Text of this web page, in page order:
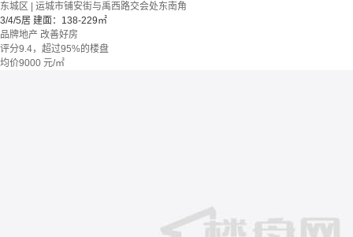
东城区 | 运城市铺安街与禹西路交会处东南角
3/4/5居 建面：138-229㎡
品牌地产 改善好房
评分9.4，超过95%的楼盘
均价9000 元/㎡